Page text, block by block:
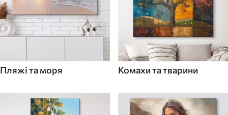
Пляжі та моря Комахи та тварини